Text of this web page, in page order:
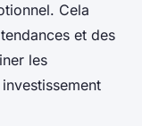
Cela
et des
les